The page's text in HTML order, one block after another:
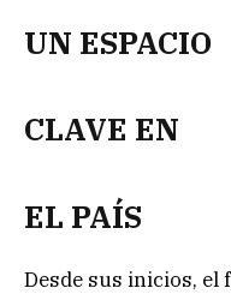
UN ESPACIO
CLAVE EN
EL PAÍS
Desde sus inicios, el